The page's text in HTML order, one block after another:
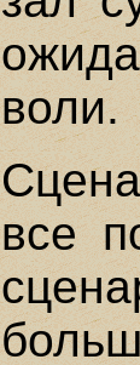
воли.
все